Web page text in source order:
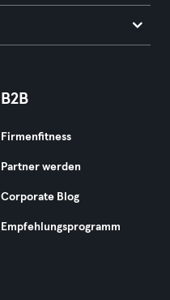
B2B
Firmenfitness
Partner werden
Corporate Blog
Empfehlungsprogramm